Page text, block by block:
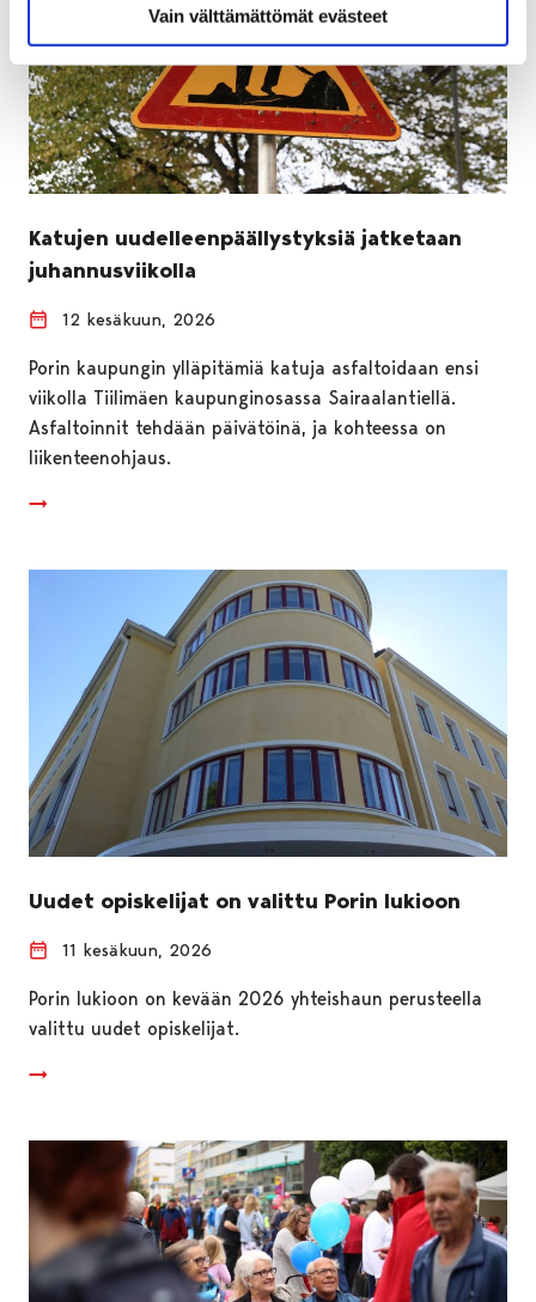
Vain välttämättömät evästeet
Katujen uudelleenpäällystyksiä jatketaan
juhannusviikolla
12 kesäkuun, 2026
Porin kaupungin ylläpitämiä katuja asfaltoidaan ensi
viikolla Tiilimäen kaupunginosassa Sairaalantiellä.
Asfaltoinnit tehdään päivätöinä, ja kohteessa on
liikenteenohjaus.
Uudet opiskelijat on valittu Porin lukioon
11 kesäkuun, 2026
Porin lukioon on kevään 2026 yhteishaun perusteella
valittu uudet opiskelijat.